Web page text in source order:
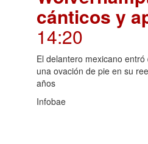
cánticos y
14:20
El delantero mexicano
una ovación de pie en su
años
Infobae